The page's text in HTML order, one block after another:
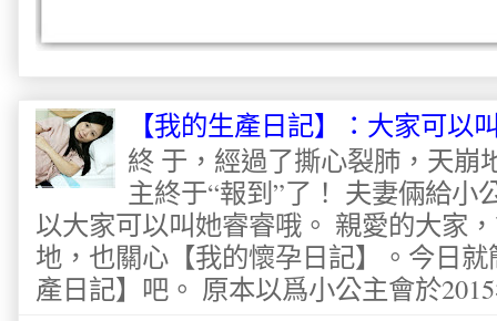
【我的生產日記】：大家可以
終 于，經過了撕心裂肺，天崩
主終于“報到”了！ 夫妻倆給小
以大家可以叫她睿睿哦。 親愛的大家
地，也關心【我的懷孕日記】。今日
產日記】吧。 原本以爲小公主會於